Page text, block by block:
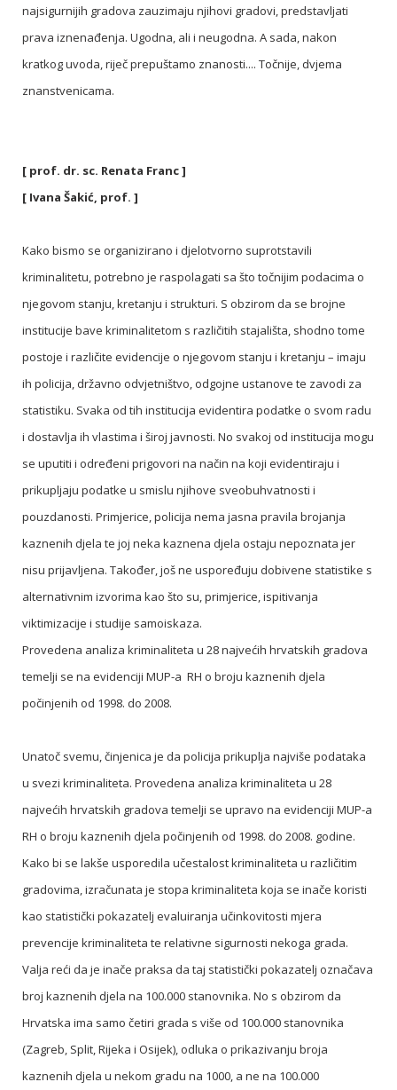
najsigurnijih gradova zauzimaju njihovi gradovi, predstavljati
prava iznenađenja. Ugodna, ali i neugodna. A sada, nakon
kratkog uvoda, riječ prepuštamo znanosti.... Točnije, dvjema
znanstvenicama.
[ prof. dr. sc. Renata Franc]
[ Ivana Šakić, prof. ]
Kako bismo se organizirano i djelotvorno suprotstavili
kriminalitetu, potrebno je raspolagati sa što točnijim podacima o
njegovom stanju, kretanju i strukturi. S obzirom da se brojne
institucije bave kriminalitetom s različitih stajališta, shodno tome
postoje i različite evidencije o njegovom stanju i kretanju – imaju
ih policija, državno odvjetništvo, odgojne ustanove te zavodi za
statistiku. Svaka od tih institucija evidentira podatke o svom radu
i dostavlja ih vlastima i široj javnosti. No svakoj od institucija mogu
se uputiti i određeni prigovori na način na koji evidentiraju i
prikupljaju podatke u smislu njihove sveobuhvatnosti i
pouzdanosti. Primjerice, policija nema jasna pravila brojanja
kaznenih djela te joj neka kaznena djela ostaju nepoznata jer
nisu prijavljena. Također, još ne uspoređuju dobivene statistike s
alternativnim izvorima kao što su, primjerice, ispitivanja
viktimizacije i studije samoiskaza.
Provedena analiza kriminaliteta u 28 najvećih hrvatskih gradova
temelji se na evidenciji MUP-a RH o broju kaznenih djela
počinjenih od 1998. do 2008.
Unatoč svemu, činjenica je da policija prikuplja najviše podataka
u svezi kriminaliteta. Provedena analiza kriminaliteta u 28
najvećih hrvatskih gradova temelji se upravo na evidenciji MUP-a
RH o broju kaznenih djela počinjenih od 1998. do 2008. godine.
Kako bi se lakše usporedila učestalost kriminaliteta u različitim
gradovima, izračunata je stopa kriminaliteta koja se inače koristi
kao statistički pokazatelj evaluiranja učinkovitosti mjera
prevencije kriminaliteta te relativne sigurnosti nekoga grada.
Valja reći da je inače praksa da taj statistički pokazatelj označava
broj kaznenih djela na 100.000 stanovnika. No s obzirom da
Hrvatska ima samo četiri grada s više od 100.000 stanovnika
(Zagreb, Split, Rijeka i Osijek), odluka o prikazivanju broja
kaznenih djela u nekom gradu na 1000, a ne na 100.000